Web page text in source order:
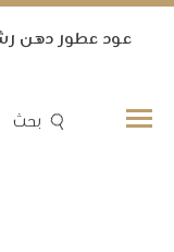
ﻋﻮﺩ ﻋﻄﻮﺭ ﺩﻫﻦ
بحث